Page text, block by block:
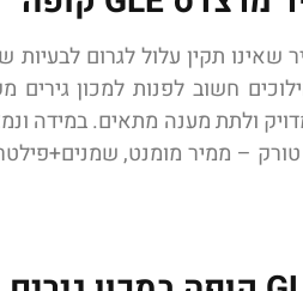
שאינו תקין עלול לגרום
חשוב לפנות למכון גירים
ולתת מענה מתאים. במידה
– ממיר מומנט,